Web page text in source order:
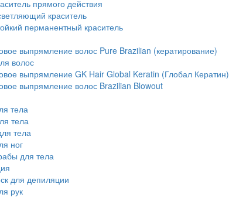
прямого действия
краситель
перманентный краситель
выпрямление волос Pure Brazilian (кератирование)
волос
выпрямление GK Hair Global Keratin (Глобал Кератин)
выпрямление волос Brazilian Blowout
тела
тела
тела
ног
для тела
для депиляции
рук